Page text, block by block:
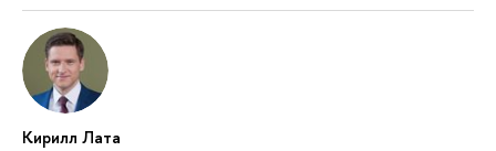
Кирилл Лата